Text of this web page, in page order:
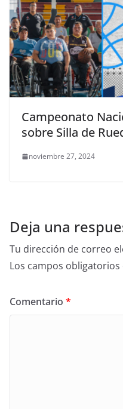
Campeonato
sobre Silla de
noviembre 27, 2024
Deja una
Tu dirección de correo
Los campos
Comentario *